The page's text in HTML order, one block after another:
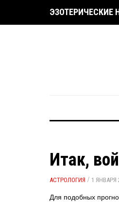
ЭЗОТЕРИЧЕСКИЕ
Итак,
АСТРОЛОГИЯ / 1 ЯНВАРЯ
Для подобных